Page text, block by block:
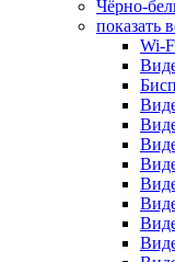
Чёрно-
показать
Wi-